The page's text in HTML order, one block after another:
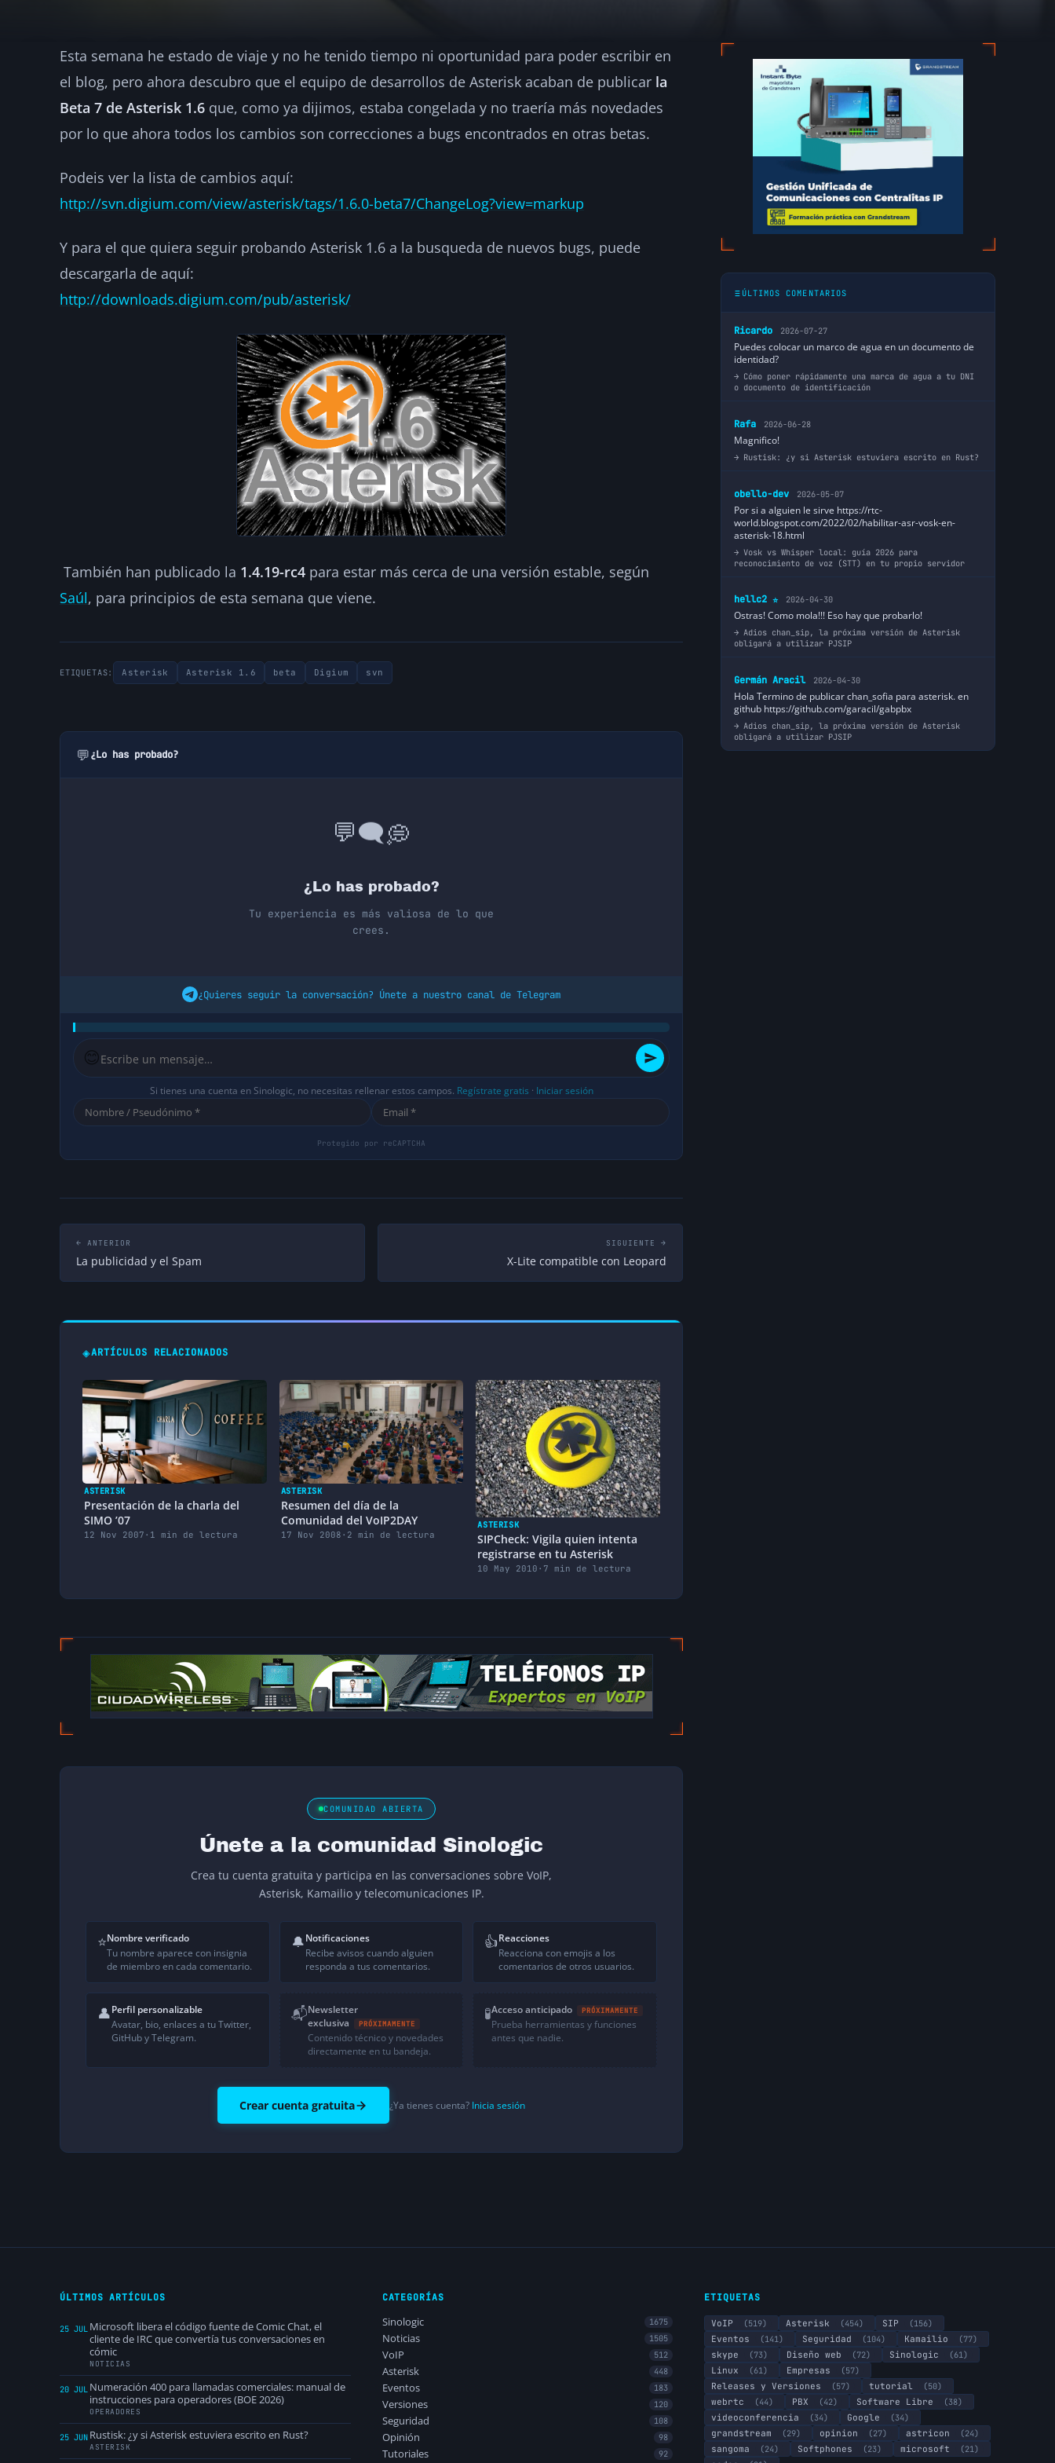
Asterisk 1.6.0-beta7 Released!
ASTERISK · 2008-03-29·1 min de lectura·Porhellc2
Esta semana he estado de viaje y no he tenido tiempo ni oportunidad para poder escribir en
el blog, pero ahora descubro que el equipo de desarrollos de Asterisk acaban de publicar la
Beta 7 de Asterisk 1.6 que, como ya dijimos, estaba congelada y no traería más novedades
por lo que ahora todos los cambios son correcciones a bugs encontrados en otras betas.
Podeis ver la lista de cambios aquí:
http://svn.digium.com/view/asterisk/tags/1.6.0-beta7/ChangeLog?view=markup
Y para el que quiera seguir probando Asterisk 1.6 a la busqueda de nuevos bugs, puede
descargarla de aquí:
http://downloads.digium.com/pub/asterisk/
También han publicado la 1.4.19-rc4 para estar más cerca de una versión estable, según
Saúl, para principios de esta semana que viene.
ETIQUETAS: Asterisk Asterisk 1.6 beta Digium svn
💬¿Lo has probado?
💬🗨️💭
¿Lo has probado?
Tu experiencia es más valiosa de lo que
crees.
¿Quieres seguir la conversación? Únete a nuestro canal de Telegram
😊
Si tienes una cuenta en Sinologic, no necesitas rellenar estos campos. Regístrate gratis · Iniciar sesión
← ANTERIOR
La publicidad y el Spam
SIGUIENTE →
X-Lite compatible con Leopard
◈ARTÍCULOS RELACIONADOS
ASTERISK
Presentación de la charla del
SIMO ’07
12 Nov 2007 · 1 min de lectura
ASTERISK
Resumen del día de la
Comunidad del VoIP2DAY
17 Nov 2008 · 2 min de lectura
ASTERISK
SIPCheck: Vigila quien intenta
registrarse en tu Asterisk
10 May 2010 · 7 min de lectura
COMUNIDAD ABIERTA
Únete a la comunidad Sinologic
Crea tu cuenta gratuita y participa en las conversaciones sobre VoIP,
Asterisk, Kamailio y telecomunicaciones IP.
⭐Nombre verificado
Tu nombre aparece con insignia
de miembro en cada comentario.
🔔Notificaciones
Recibe avisos cuando alguien
responda a tus comentarios.
👍Reacciones
Reacciona con emojis a los
comentarios de otros usuarios.
👤Perfil personalizable
Avatar, bio, enlaces a tu Twitter,
GitHub y Telegram.
📬Newsletter
exclusiva
PRÓXIMAMENTE
Contenido técnico y novedades
directamente en tu bandeja.
🧪Acceso anticipado PRÓXIMAMENTE
Prueba herramientas y funciones
antes que nadie.
Crear cuenta gratuita ¿Ya tienes cuenta? Inicia sesión
ÚLTIMOS COMENTARIOS
Ricardo 2026-07-27
Puedes colocar un marco de agua en un documento de
identidad?
Cómo poner rápidamente una marca de agua a tu DNI
o documento de identificación
Rafa 2026-06-28
Magnifico!
Rustisk: ¿y si Asterisk estuviera escrito en Rust?
obello-dev 2026-05-07
Por si a alguien le sirve https://rtc-
world.blogspot.com/2022/02/habilitar-asr-vosk-en-
asterisk-18.html
Vosk vs Whisper local: guía 2026 para
reconocimiento de voz (STT) en tu propio servidor
hellc2 ⭐ 2026-04-30
Ostras! Como mola!!! Eso hay que probarlo!
Adios chan_sip, la próxima versión de Asterisk
obligará a utilizar PJSIP
Germán Aracil 2026-04-30
Hola Termino de publicar chan_sofia para asterisk. en
github https://github.com/garacil/gabpbx
Adios chan_sip, la próxima versión de Asterisk
obligará a utilizar PJSIP
ÚLTIMOS ARTÍCULOS
25 JUL Microsoft libera el código fuente de Comic Chat, el
cliente de IRC que convertía tus conversaciones en
cómic
NOTICIAS
20 JUL Numeración 400 para llamadas comerciales: manual de
instrucciones para operadores (BOE 2026)
OPERADORES
25 JUN Rustisk: ¿y si Asterisk estuviera escrito en Rust?
ASTERISK
CATEGORÍAS
Sinologic 1675
Noticias 1505
VoIP 512
Asterisk 448
Eventos 183
Versiones 120
Seguridad 108
Opinión 98
Tutoriales 92
ETIQUETAS
VoIP (519) Asterisk (454) SIP
(156)
Eventos
(141) Seguridad (104) Kamailio
(77)
skype
(73) Diseño web (72) Sinologic
(61)
Linux
(61) Empresas
(57)
Releases y Versiones
(57) tutorial
(50)
webrtc
(44) PBX (42) Software Libre
(38)
videoconferencia
(34) Google
(34)
grandstream
(29) opinion (27) astricon
(24)
sangoma
(24) Softphones (23) microsoft
(21)